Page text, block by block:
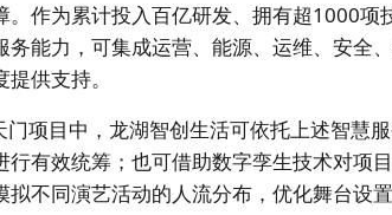
。作为累计投入百亿研发、拥有超1000
务能力，可集成运营、能源、运维、安全
供支持。
门项目中，龙湖智创生活可依托上述智慧
行有效统筹；也可借助数字孪生技术对
拟不同演艺活动的人流分布，优化舞台设